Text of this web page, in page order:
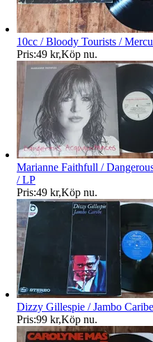
10cc / Bloody Tourists /
Pris:49 kr,Köp nu.
Marianne Faithfull /
/ LP
Pris:49 kr,Köp nu.
Dizzy Gillespie / Jambo
Pris:99 kr,Köp nu.